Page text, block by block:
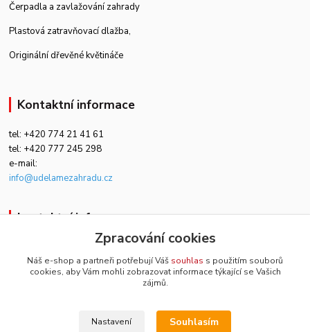
Čerpadla a zavlažování zahrady
Plastová zatravňovací dlažba,
Originální dřevěné květináče
Kontaktní informace
tel: +420 774 21 41 61
tel: +420 777 245 298
e-mail:
info@udelamezahradu.cz
kontaktní informace
+420 774 21 41 61
Zpracování cookies
Náš e-shop a partneři potřebují Váš souhlas s použitím souborů
cookies, aby Vám mohli zobrazovat informace týkající se Vašich
zájmů.
Nastavení Souhlasím